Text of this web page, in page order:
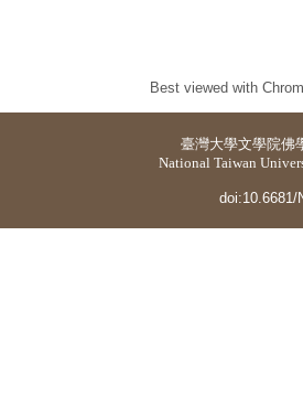
Best viewed with
臺灣大學文學院佛
National Taiwan
doi:10.6681/